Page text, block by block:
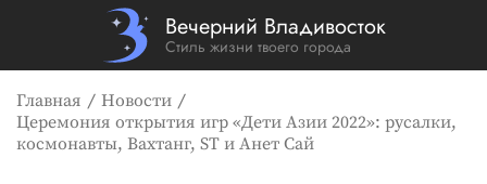
Вечерний Владивосток
Стиль жизни твоего города
Главная
Новости
Церемония открытия игр «Дети Азии 2022»: русалки,
космонавты, Вахтанг, ST и Анет Сай